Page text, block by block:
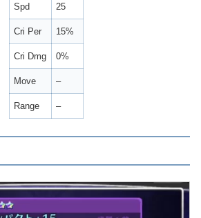
Spd 25
Cri Per 15%
Cri Dmg 0%
Move –
Range –